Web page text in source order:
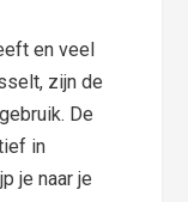
en veel
zijn de
De
in
je naar je